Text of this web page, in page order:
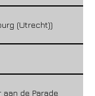
(Utrecht))
aan de Parade